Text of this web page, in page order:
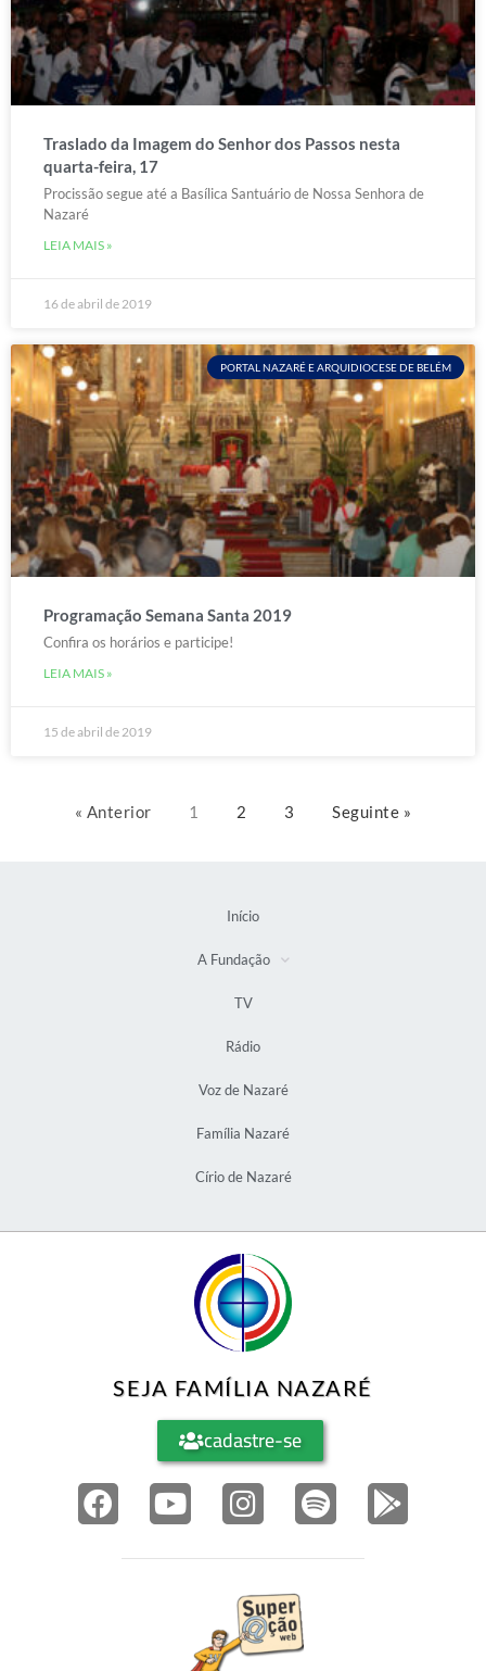
Traslado da Imagem do Senhor dos Passos nesta
quarta-feira, 17
Procissão segue até a Basílica Santuário de Nossa Senhora de
Nazaré
LEIA MAIS »
16 de abril de 2019
PORTAL NAZARÉ E ARQUIDIOCESE DE BELÉM
Programação Semana Santa 2019
Confira os horários e participe!
LEIA MAIS »
15 de abril de 2019
« Anterior 1 2 3 Seguinte »
Início
A Fundação
TV
Rádio
Voz de Nazaré
Família Nazaré
Círio de Nazaré
SEJA FAMÍLIA NAZARÉ
cadastre-se